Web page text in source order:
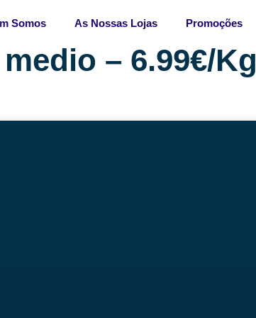
Somos As Nossas Lojas Promoções
– 6.99€/Kg